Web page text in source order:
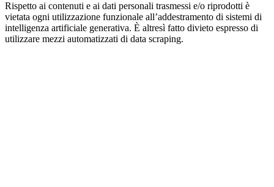
Rispetto ai contenuti e ai dati personali trasmessi e/o riprodotti è
vietata ogni utilizzazione funzionale all’addestramento di sistemi di
intelligenza artificiale generativa. È altresì fatto divieto espresso di
utilizzare mezzi automatizzati di data scraping.